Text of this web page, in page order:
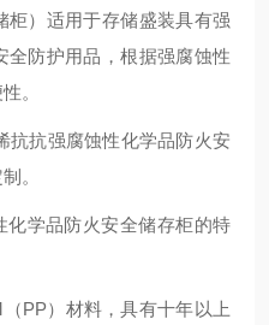
柜）适用于存储盛装具有强
全防护用品，根据强腐蚀性
。
抗抗强腐蚀性化学品防火安
。
学品防火安全储存柜的特
PP）材料，具有十年以上